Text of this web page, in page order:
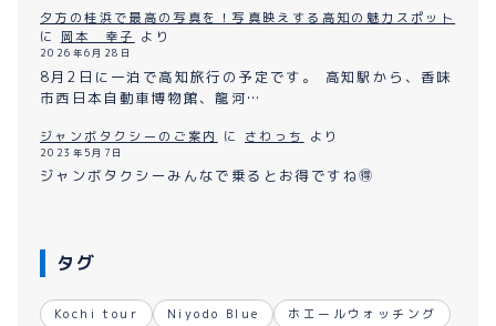
夕方の桂浜で最高の写真を！写真映えする高知の魅力スポット
に 岡本 幸子 より
2026年6月28日
8月2日に一泊で高知旅行の予定です。 高知駅から、香味
市西日本自動車博物館、龍河…
ジャンボタクシーのご案内 に さわっち より
2023年5月7日
ジャンボタクシーみんなで乗るとお得ですね🉐
タグ
Kochi tour Niyodo Blue
ホエールウォッチング